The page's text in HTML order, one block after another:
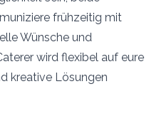
frühzeitig mit
Wünsche und
wird flexibel auf eure
kreative Lösungen